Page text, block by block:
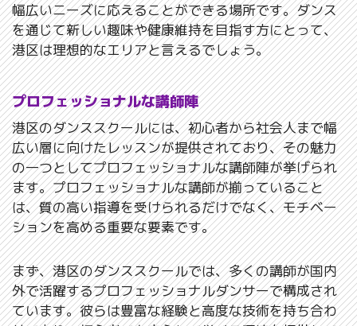
幅広いニーズに応えることができる場所です。ダンス
を通じて新しい趣味や健康維持を目指す方にとって、
港区は理想的なエリアと言えるでしょう。
プロフェッショナルな講師陣
港区のダンススクールには、初心者から社会人まで幅
広い層に向けたレッスンが提供されており、その魅力
の一つとしてプロフェッショナルな講師陣が挙げられ
ます。プロフェッショナルな講師が揃っていること
は、質の高い指導を受けられるだけでなく、モチベー
ションを高める重要な要素です。
まず、港区のダンススクールでは、多くの講師が国内
外で活躍するプロフェッショナルダンサーで構成され
ています。彼らは豊富な経験と高度な技術を持ち合わ